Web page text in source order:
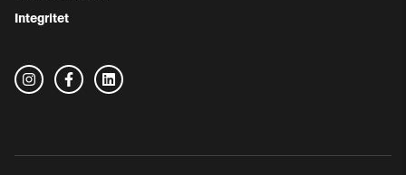
Integritet